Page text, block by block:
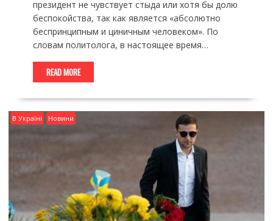
президент не чувствует стыда или хотя бы долю
беспокойства, так как является «абсолютно
беспринципным и циничным человеком». По
словам политолога, в настоящее время…
READ MORE
В Україні Новини